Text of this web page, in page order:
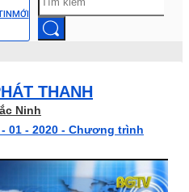
MỚI
THANH
Ninh
01 - 2020 - Chương trình